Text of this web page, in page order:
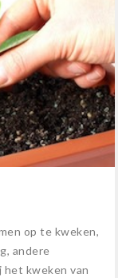
op te kweken,
andere
kweken van